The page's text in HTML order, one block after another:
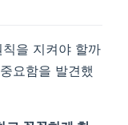
을 지켜야 할까
요함을 발견했